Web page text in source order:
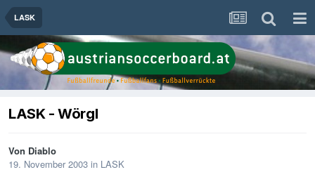
LASK
LASK - Wörgl
Von Diablo
19. November 2003 in LASK